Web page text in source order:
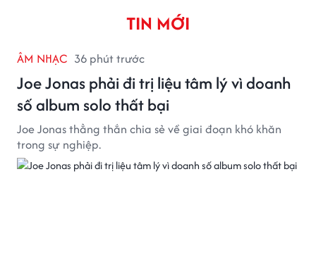
TIN MỚI
ÂM NHẠC 36 phút trước
Joe Jonas phải đi trị liệu tâm lý vì doanh
số album solo thất bại
Joe Jonas thẳng thắn chia sẻ về giai đoạn khó khăn
trong sự nghiệp.